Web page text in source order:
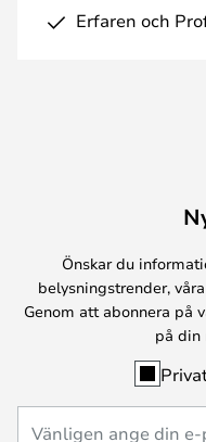
Erfaren och
Önskar du
belysningstrender,
Genom att abonnera på
på din